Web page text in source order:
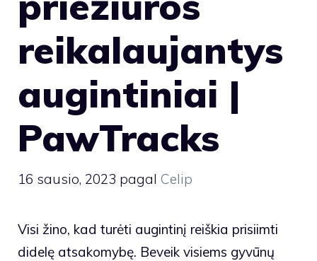
reikalaujantys
augintiniai |
PawTracks
16 sausio, 2023 pagal Celip
Visi žino, kad turėti augintinį reiškia prisiimti
didelę atsakomybę. Beveik visiems gyvūnų